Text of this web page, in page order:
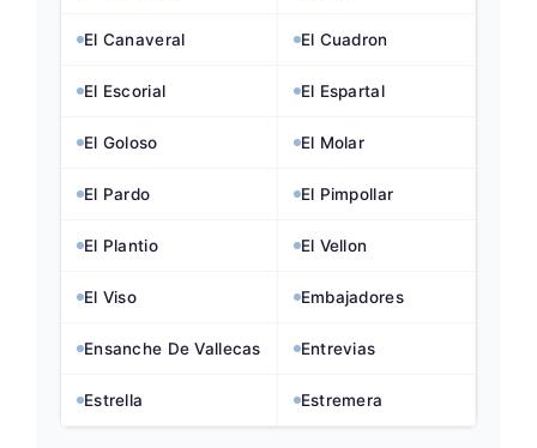
El Canaveral El Cuadron
El Escorial El Espartal
El Goloso El Molar
El Pardo El Pimpollar
El Plantio El Vellon
El Viso Embajadores
Ensanche De Vallecas Entrevias
Estrella Estremera